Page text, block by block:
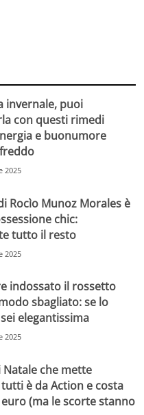
invernale, puoi
con questi rimedi
e buonumore
2025
Rocìo Munoz Morales è
chic:
tutto il resto
2025
indossato il rossetto
sbagliato: se lo
elegantissima
2025
Natale che mette
tutti è da Action e costa
(ma le scorte stanno